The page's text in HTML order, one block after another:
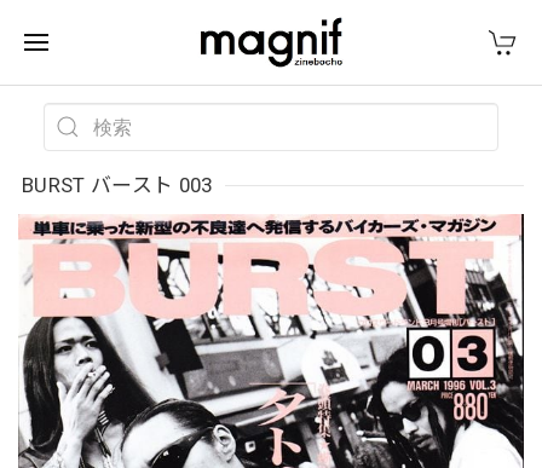
BURST バースト 003